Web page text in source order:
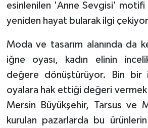
esinlenilen 'Anne Sevgisi' motifi
yeniden hayat bularak ilgi
Moda ve tasarım alanında da
iğne oyası, kadın elinin
değere dönüştürüyor. Bin bir
oyalara hak ettiği değeri vermek
Mersin Büyükşehir, Tarsus ve
kurulan pazarlarda bu